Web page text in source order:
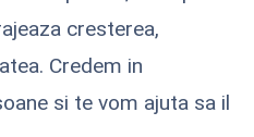
cresterea,
Credem in
si te vom ajuta sa il